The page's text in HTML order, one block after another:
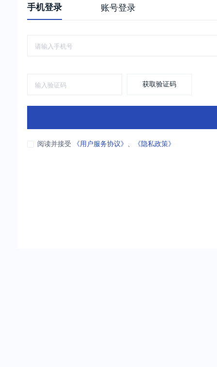
手机登录 账号登录
获取验证码
阅读并接受 《用户服务协议》 、 《隐私政策》